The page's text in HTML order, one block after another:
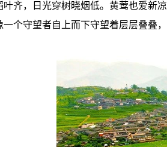
叶齐，日光穿树晓烟低。黄莺也爱新
个守望者自上而下守望着层层叠叠，